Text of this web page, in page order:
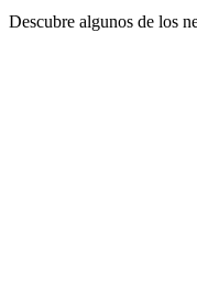
Descubre algunos de los